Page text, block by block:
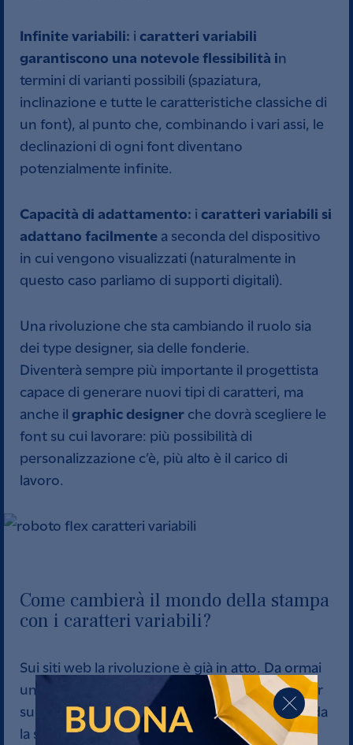
Infinite variabili: icaratteri variabili
garantiscono una notevole flessibilità in
termini di varianti possibili (spaziatura,
inclinazione e tutte le caratteristiche classiche di
un font), al punto che, combinando i vari assi, le
declinazioni di ogni font diventano
potenzialmente infinite.
Capacità di adattamento: icaratteri variabili si
adattano facilmentea seconda del dispositivo
in cui vengono visualizzati (naturalmente in
questo caso parliamo di supporti digitali).
Una rivoluzione che sta cambiando il ruolo sia
dei type designer, sia delle fonderie.
Diventerà sempre più importante il progettista
capace di generare nuovi tipi di caratteri, ma
anche ilgraphic designerche dovrà scegliere le
font su cui lavorare: più possibilità di
personalizzazione c’è, più alto è il carico di
lavoro.
Come cambierà il mondo della stampa
con i caratteri variabili?
Sui siti web la rivoluzione è già in atto. Da ormai
un anno (maggio 2020) tutti i maggiori browser
supportano le font variabili. Per quanto riguarda
la stampa, invece, l’esportazione in PDF crea